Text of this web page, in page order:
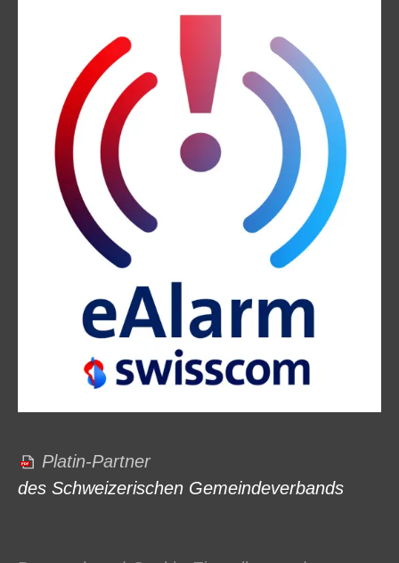
Platin-Partner
des Schweizerischen Gemeindeverbands